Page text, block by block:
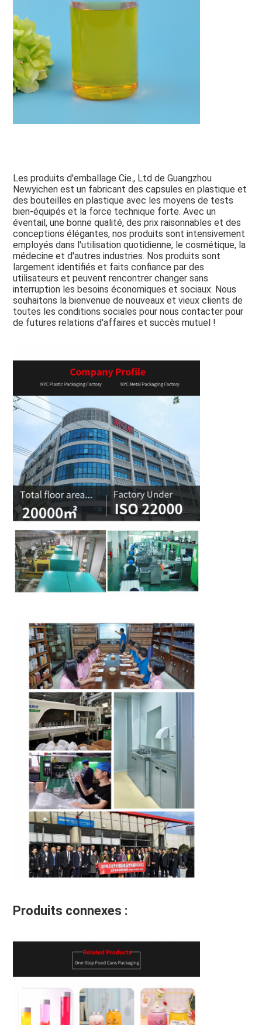
Les produits d'emballage Cie., Ltd de Guangzhou
Newyichen est un fabricant des capsules en plastique et
des bouteilles en plastique avec les moyens de tests
bien-équipés et la force technique forte. Avec un
éventail, une bonne qualité, des prix raisonnables et des
conceptions élégantes, nos produits sont intensivement
employés dans l'utilisation quotidienne, le cosmétique, la
médecine et d'autres industries. Nos produits sont
largement identifiés et faits confiance par des
utilisateurs et peuvent rencontrer changer sans
interruption les besoins économiques et sociaux. Nous
souhaitons la bienvenue de nouveaux et vieux clients de
toutes les conditions sociales pour nous contacter pour
de futures relations d'affaires et succès mutuel !
Produits connexes :